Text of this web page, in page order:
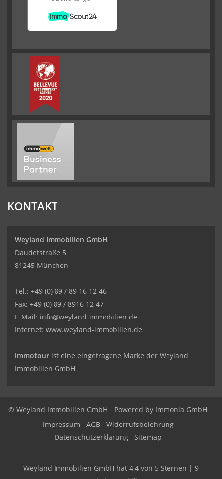
KONTAKT
Weyland Immobilien GmbH
Daudetstraße 5
81245 München
Tel.: +49 (0) 89 / 89 16 12 46
Fax: +49 (0) 89 / 8916 12 47
E-Mail: info@weyland-immobilien.de
Internet: www.weyland-immobilien.de
immotour ist eine eingetragene Marke der Weyland
Immobilien GmbH
© Weyland Immobilien GmbH Powered by Immonia GmbH
Impressum
AGB
Widerrufsbelehrung
Datenschutzerklärung
Sitemap
Weyland Immobilien GmbH hat 4,4 von 5 Sternen | 9